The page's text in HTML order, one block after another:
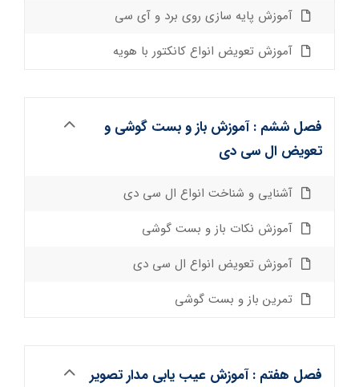
آموزش پایه سازی روی برد و آی سی
آموزش تعویض انواع کانکتور با هویه
فصل ششم : آموزش باز و بست گوشی و
تعویض ال سی دی
آشنایی و شناخت انواع ال سی دی
آموزش نکات باز و بست گوشی
آموزش تعویض انواع ال سی دی
تمرین باز و بست گوشی
فصل هفتم : آموزش عیب یابی مدار تصویر